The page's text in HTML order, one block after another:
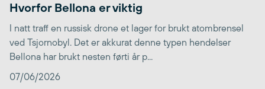
Hvorfor Bellona er viktig
I natt traff en russisk drone et lager for brukt atombrensel
ved Tsjornobyl. Det er akkurat denne typen hendelser
Bellona har brukt nesten førti år p...
07/06/2026